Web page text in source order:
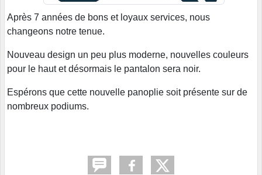
Après 7 années de bons et loyaux services, nous
changeons notre tenue.
Nouveau design un peu plus moderne, nouvelles couleurs
pour le haut et désormais le pantalon sera noir.
Espérons que cette nouvelle panoplie soit présente sur de
nombreux podiums.